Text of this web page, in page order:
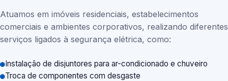
Atuamos em imóveis residenciais, estabelecimentos
comerciais e ambientes corporativos, realizando diferentes
serviços ligados à segurança elétrica, como:
Instalação de disjuntores para ar-condicionado e chuveiro
Troca de componentes com desgaste